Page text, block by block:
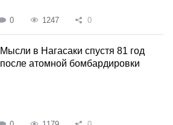
0 1247 0
Мысли в Нагасаки спустя 81 год
после атомной бомбардировки